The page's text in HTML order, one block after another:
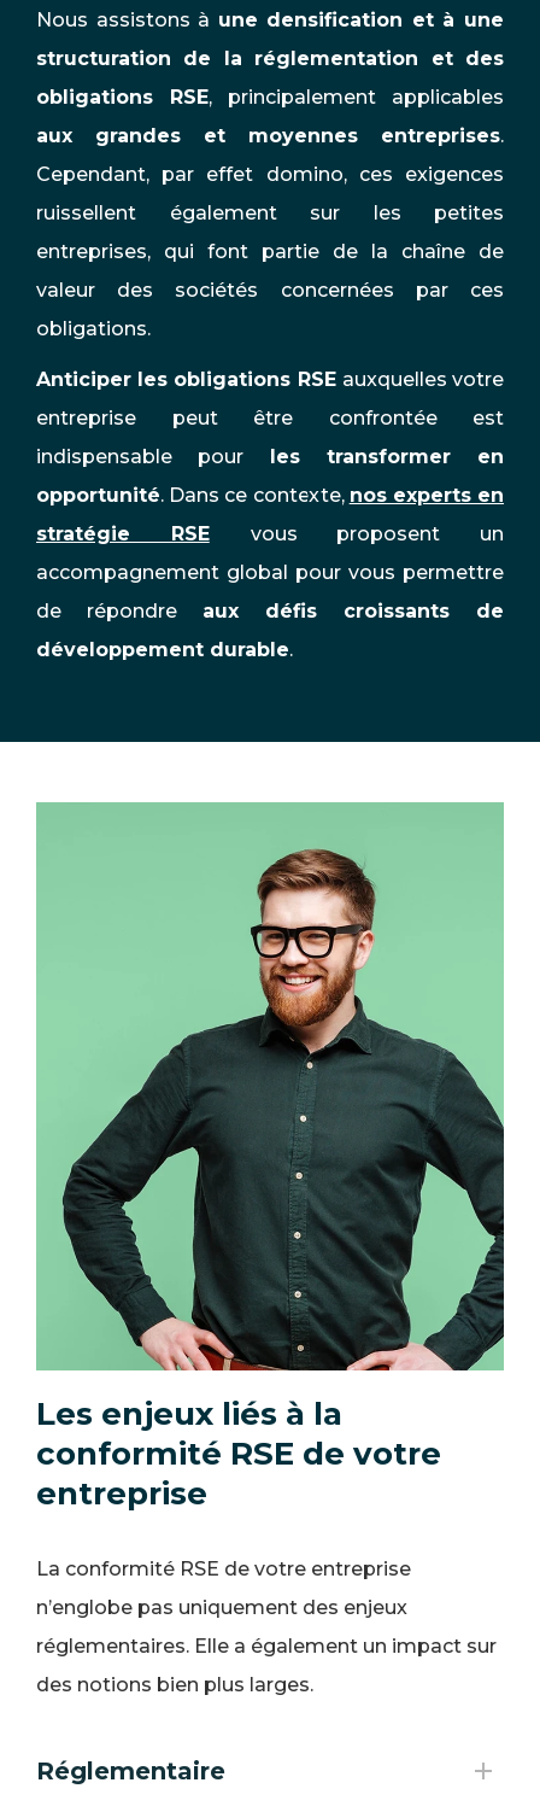
Nous assistons à une densification et à une
structuration de la réglementation et des
obligations RSE, principalement applicables
aux grandes et moyennes entreprises.
Cependant, par effet domino, ces exigences
ruissellent également sur les petites
entreprises, qui font partie de la chaîne de
valeur des sociétés concernées par ces
obligations.
Anticiper les obligations RSE auxquelles votre
entreprise peut être confrontée est
indispensable pour les transformer en
opportunité. Dans ce contexte, nos experts en
stratégie RSE
vous proposent un
accompagnement global pour vous permettre
de répondre aux défis croissants de
développement durable.
Les enjeux liés à la
conformité RSE de votre
entreprise
La conformité RSE de votre entreprise
n’englobe pas uniquement des enjeux
réglementaires. Elle a également un impact sur
des notions bien plus larges.
Réglementaire